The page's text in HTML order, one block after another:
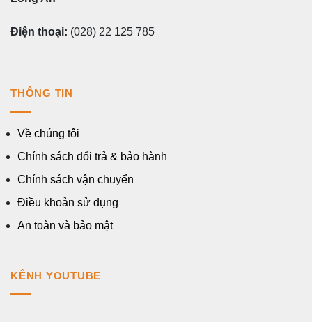
Điện thoại: (028) 22 125 785
THÔNG TIN
Về chúng tôi
Chính sách đổi trả & bảo hành
Chính sách vận chuyển
Điều khoản sử dụng
An toàn và bảo mật
KÊNH YOUTUBE